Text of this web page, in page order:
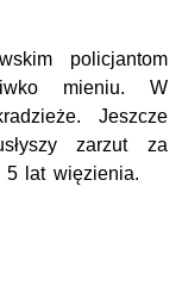
policjantom
mieniu. W
Jeszcze
zarzut za
5 lat więzienia.